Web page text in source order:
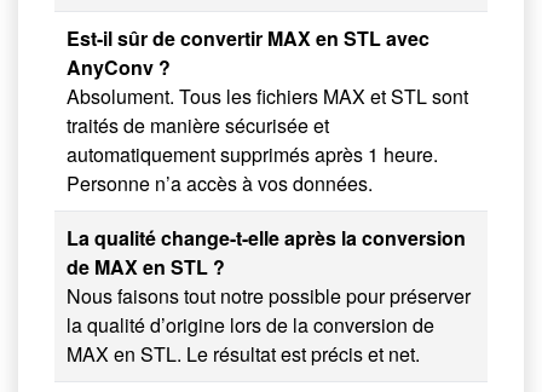
Est-il sûr de convertir MAX en STL avec
AnyConv ?
Absolument. Tous les fichiers MAX et STL sont
traités de manière sécurisée et
automatiquement supprimés après 1 heure.
Personne n’a accès à vos données.
La qualité change-t-elle après la conversion
de MAX en STL ?
Nous faisons tout notre possible pour préserver
la qualité d’origine lors de la conversion de
MAX en STL. Le résultat est précis et net.